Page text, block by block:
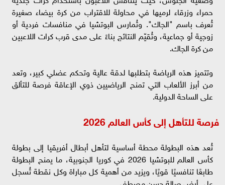
حمراء وزرقاء لرميها في محاولة للاقتراب من كرة بيضاء صغيرة
تُعرف باسم "الجاك". وتُمارس البوتشيا في منافسات فردية أو
زوجية أو جماعية، وتُقيّم النتائج بناءً على مدى قرب كرات اللاعبين
من كرة الجاك.
وتتميز هذه الرياضة بتطلبها لدقة عالية وتحكم عضلي كبير، وتعد
من أبرز الألعاب التي تمنح الرياضيين ذوي الإعاقة فرصة للتألق
على الساحة الدولية.
فرصة للتأهل إلى كأس العالم 2026
تُعد هذه البطولة محطة أساسية لتأهل أبطال أفريقيا إلى بطولة
كأس العالم للبوتشيا 2026 في كوريا الجنوبية، ما يمنح البطولة
طابعًا تنافسيًا قويًا، ويزيد من أهمية كل مباراة وكل نقطة تُسجل